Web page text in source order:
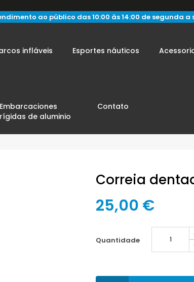
ao público das 10:00 às 14:00 de segunda a
infláveis Esportes náuticos
Embarcaciones
rígidas de aluminio
Contato
Correia
25,00 €
quantidade